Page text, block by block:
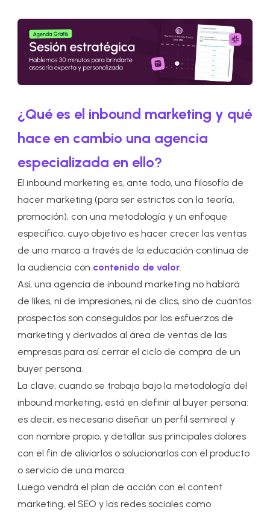
¿Qué es el inbound marketing y qué
hace en cambio una agencia
especializada en ello?
El inbound marketing es, ante todo, una filosofía de
hacer marketing (para ser estrictos con la teoría,
promoción), con una metodología y un enfoque
específico, cuyo objetivo es hacer crecer las ventas
de una marca a través de la educación continua de
la audiencia con contenido de valor.
Así, una agencia de inbound marketing no hablará
de likes, ni de impresiones, ni de clics, sino de cuántos
prospectos son conseguidos por los esfuerzos de
marketing y derivados al área de ventas de las
empresas para así cerrar el ciclo de compra de un
buyer persona.
La clave, cuando se trabaja bajo la metodología del
inbound marketing, está en definir al buyer persona:
es decir, es necesario diseñar un perfil semireal y
con nombre propio, y detallar sus principales dolores
con el fin de aliviarlos o solucionarlos con el producto
o servicio de una marca.
Luego vendrá el plan de acción con el content
marketing, el SEO y las redes sociales como